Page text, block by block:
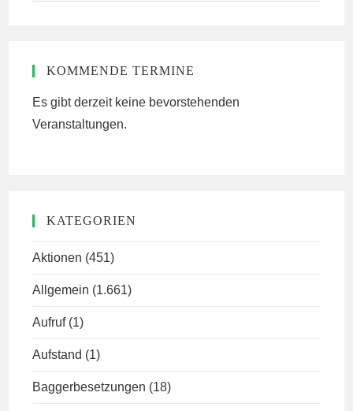
KOMMENDE TERMINE
Es gibt derzeit keine bevorstehenden
Veranstaltungen.
KATEGORIEN
Aktionen (451)
Allgemein (1.661)
Aufruf (1)
Aufstand (1)
Baggerbesetzungen (18)